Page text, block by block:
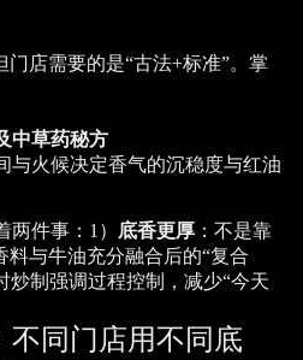
门店需要的是“古法+标准”。掌
中草药秘方
与火候决定香气的沉稳度与红油
件事：1） 底香更厚 ：不是靠
料与牛油充分融合后的“复合
炒制强调过程控制，减少“今天
不同门店用不同底